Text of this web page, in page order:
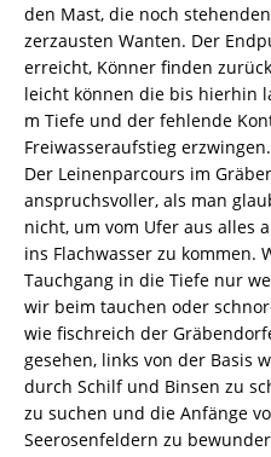
den Mast, die noch
zerzausten Wanten. Der
erreicht, Könner finden
leicht können die bis hierhin
m Tiefe und der fehlende
Freiwasseraufstieg erzwingen.
Der Leinenparcours im
anspruchsvoller, als man
nicht, um vom Ufer aus alles
ins Flachwasser zu kommen.
Tauchgang in die Tiefe nur
wir beim tauchen oder
wie fischreich der
gesehen, links von der Basis
durch Schilf und Binsen zu
zu suchen und die Anfänge
Seerosenfeldern zu